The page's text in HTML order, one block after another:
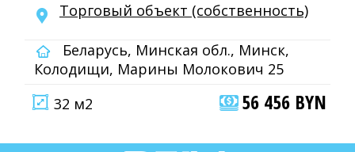
Торговый объект (собственность)
Беларусь, Минская обл., Минск,
Колодищи, Марины Молокович 25
32 м2
56 456 BYN